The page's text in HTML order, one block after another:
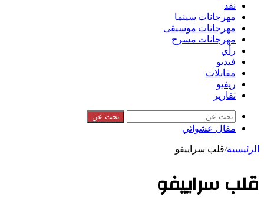
نقد
مهرجانات سينما
مهرجانات موسيقى
مهرجانات مسرح
رأي
فيديو
مقابلات
ريفيو
تقارير
بحث عن
مقال عشوائي
الرئيسية/قلب سراييفو
قلب سراييفو